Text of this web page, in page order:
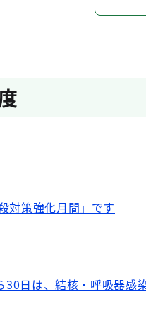
ウイルス検診を実施しま
・梅毒検査を実施します【
対策強化月間」です
30日は、結核・呼吸器感